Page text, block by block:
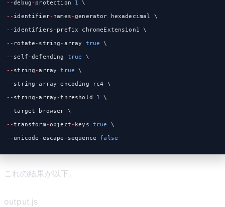
--debug - protection 1 \
-- identifier- names -generator hexadecimal \
-- identifiers - prefix chromeExtension1 \
-- rotate - string - array true \
-- self -defending true \
-- string -array true \
-- string -array -encoding rc4 \
-- string -array -threshold 1 \
--target browser \
--transform -object - keys true
\
-- unicode - escape - sequence false
これの結果が以下。
output.js